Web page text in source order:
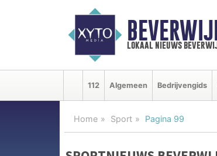
lokaal nieuws
112 Algemeen Bedrijvengids
Home Sport Pagina 99